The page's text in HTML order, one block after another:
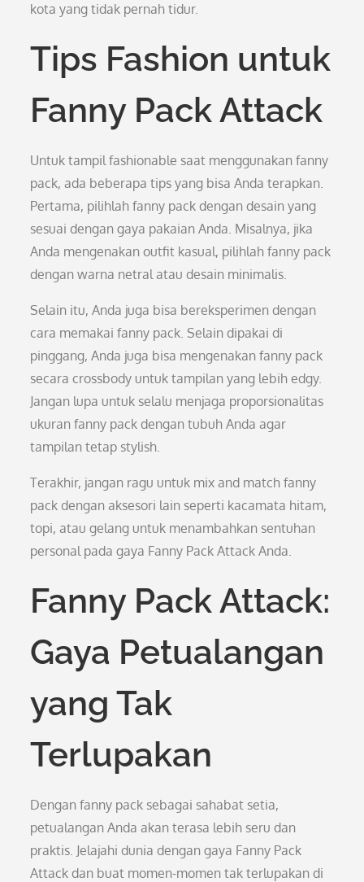
kota yang tidak pernah tidur.
Tips Fashion untuk
Fanny Pack Attack
Untuk tampil fashionable saat menggunakan fanny
pack, ada beberapa tips yang bisa Anda terapkan.
Pertama, pilihlah fanny pack dengan desain yang
sesuai dengan gaya pakaian Anda. Misalnya, jika
Anda mengenakan outfit kasual, pilihlah fanny pack
dengan warna netral atau desain minimalis.
Selain itu, Anda juga bisa bereksperimen dengan
cara memakai fanny pack. Selain dipakai di
pinggang, Anda juga bisa mengenakan fanny pack
secara crossbody untuk tampilan yang lebih edgy.
Jangan lupa untuk selalu menjaga proporsionalitas
ukuran fanny pack dengan tubuh Anda agar
tampilan tetap stylish.
Terakhir, jangan ragu untuk mix and match fanny
pack dengan aksesori lain seperti kacamata hitam,
topi, atau gelang untuk menambahkan sentuhan
personal pada gaya Fanny Pack Attack Anda.
Fanny Pack Attack:
Gaya Petualangan
yang Tak
Terlupakan
Dengan fanny pack sebagai sahabat setia,
petualangan Anda akan terasa lebih seru dan
praktis. Jelajahi dunia dengan gaya Fanny Pack
Attack dan buat momen-momen tak terlupakan di